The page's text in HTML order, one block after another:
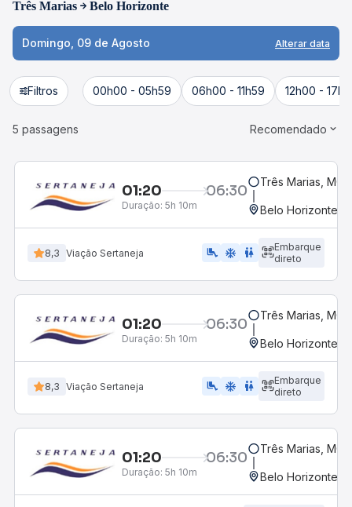
Três Marias Belo Horizonte
Domingo, 09 de Agosto Alterar data
Filtros 00h00 - 05h59 06h00 - 11h59 12h00 -
5 passagens Recomendado
01:20 06:30
Duração: 5h 10m
Três Marias, MG
Belo Horizonte,
8,3 Viação Sertaneja airline_seat_legroom_extra ac_unit WC
Embarque
direto
01:20 06:30
Duração: 5h 10m
Três Marias, MG
Belo Horizonte,
8,3 Viação Sertaneja airline_seat_legroom_extra ac_unit wc
Embarque
direto
01:20 06:30
Duração: 5h 10m
Três Marias, MG
Belo Horizonte,